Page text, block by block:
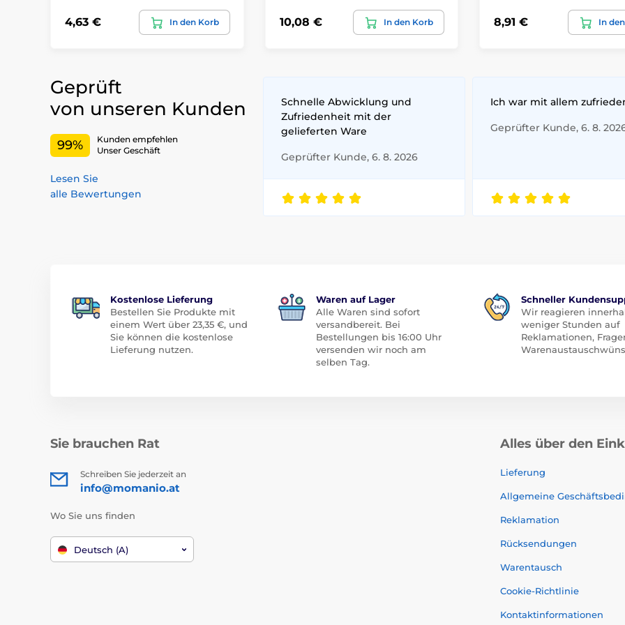
4,63 € In den Korb 10,08 € In den Korb 8,91 € In
Geprüft
von unseren Kunden
99%
Kunden empfehlen
Unser Geschäft
Lesen Sie
alle Bewertungen
Schnelle Abwicklung und
Zufriedenheit mit der
gelieferten Ware
Geprüfter Kunde, 6. 8. 2026
Ich war mit allem
Geprüfter Kunde, 6. 8.
Kostenlose Lieferung
Bestellen Sie Produkte mit
einem Wert über 23,35 €, und
Sie können die kostenlose
Lieferung nutzen.
Waren auf Lager
Alle Waren sind sofort
versandbereit. Bei
Bestellungen bis 16:00 Uhr
versenden wir noch am
selben Tag.
Schneller
Wir reagieren
weniger Stunden auf
Reklamationen,
Sie brauchen Rat
Schreiben Sie jederzeit an
info@momanio.at
Wo Sie uns finden
Deutsch (A)
Alles über den
Lieferung
Allgemeine
Reklamation
Rücksendungen
Warentausch
Cookie-Richtlinie
Kontaktinformationen